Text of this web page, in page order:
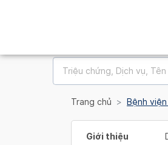
Trang chủ Bệnh
Giới thiệu